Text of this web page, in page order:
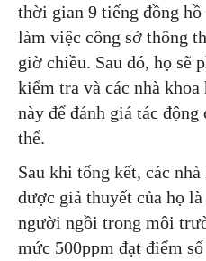
thời gian 9 tiếng đồng
làm việc công sở thông
giờ chiều. Sau đó, họ sẽ
kiểm tra và các nhà khoa
này để đánh giá tác
thể.
Sau khi tổng kết, các
được giả thuyết của họ
người ngồi trong môi
mức 500ppm đạt điểm